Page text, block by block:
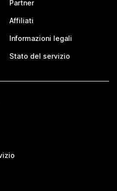
Partner
Affiliati
Informazioni legali
Stato del servizio